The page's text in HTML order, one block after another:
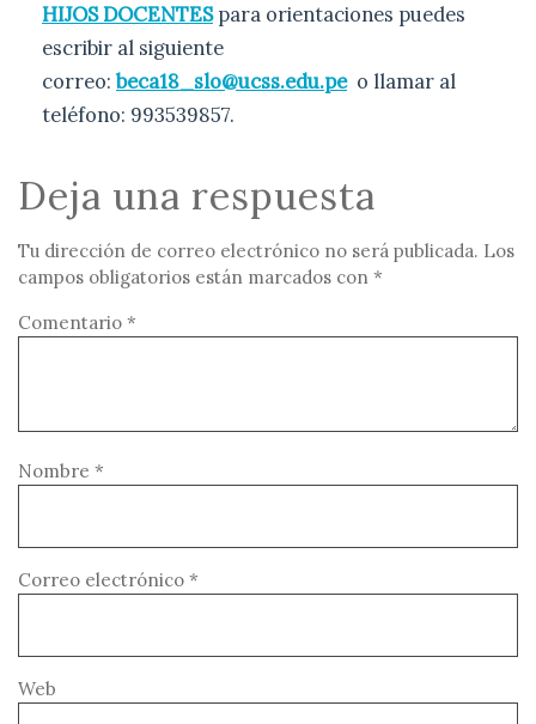
HIJOS DOCENTESpara orientaciones puedes
escribir al siguiente
correo: beca18_slo@ucss.edu.peo llamar al
teléfono: 993539857.
Deja una respuesta
Tu dirección de correo electrónico no será publicada. Los
campos obligatorios están marcados con *
Comentario *
Nombre *
Correo electrónico *
Web